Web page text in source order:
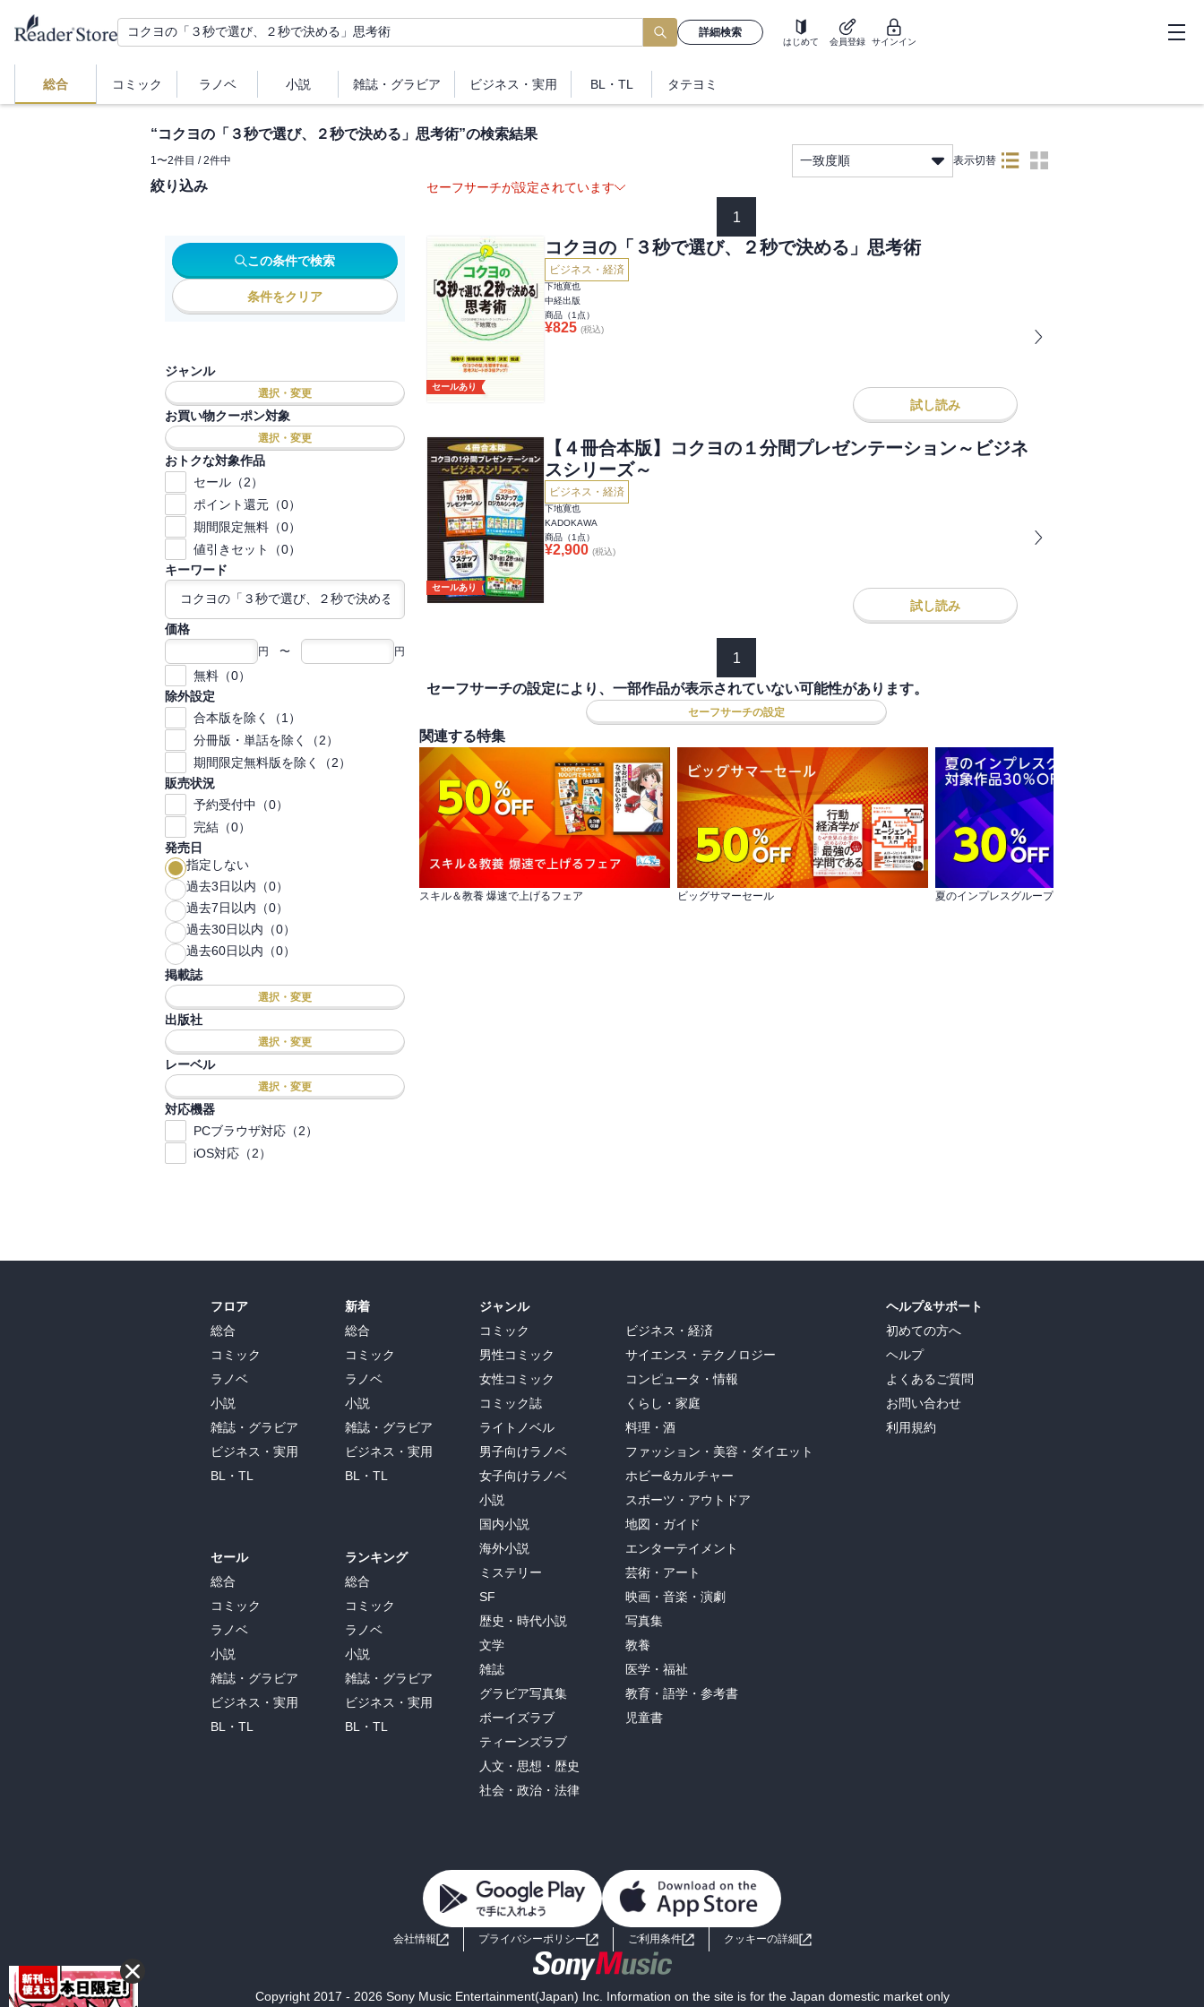
詳細検索
はじめて 会員登録 サインイン
総合 コミック ラノベ 小説 雑誌・ グラビア ビジネス ・実用 BL・TL タテヨミ
“コクヨの「３秒で選び、２秒で決める」思考術”の検索結果
1〜2件目 / 2件中 一致度順 表示切替
絞り込み
この条件で検索
条件をクリア
ジャンル
選択・変更
お買い物クーポン対象
選択・変更
おトクな対象作品
セール（2）
ポイント還元（0）
期間限定無料（0）
値引きセット（0）
キーワード
価格
円 〜 円
無料（0）
除外設定
合本版を除く（1）
分冊版・単話を除く（2）
期間限定無料版を除く（2）
販売状況
予約受付中（0）
完結（0）
発売日
指定しない
過去3日以内（0）
過去7日以内（0）
過去30日以内（0）
過去60日以内（0）
掲載誌
選択・変更
出版社
選択・変更
レーベル
選択・変更
対応機器
PCブラウザ対応（2）
iOS対応（2）
セーフサーチが設定されています
1
セールあり
コクヨの「３秒で選び、２秒で決める」思考術
ビジネス・経済
下地寛也
中経出版
商品（1 点）
¥825 (税込)
試し読み
セールあり
【４冊合本版】コクヨの１分間プレゼンテーション～ビジネ
スシリーズ～
ビジネス・経済
下地寛也
KADOKAWA
商品（1 点）
¥2,900 (税込)
試し読み
1
セーフサーチの設定により、一部作品が表示されていない可能性があります。
セーフサーチの設定
関連する特集
スキル＆教養 爆速で上げるフェア ビッグサマーセール 夏のインプレスグループフェア 対象作品30％OFF
フロア
総合
コミック
ラノベ
小説
雑誌・グラビア
ビジネス・実用
BL・TL
セール
総合
コミック
ラノベ
小説
雑誌・グラビア
ビジネス・実用
BL・TL
新着
総合
コミック
ラノベ
小説
雑誌・グラビア
ビジネス・実用
BL・TL
ランキング
総合
コミック
ラノベ
小説
雑誌・グラビア
ビジネス・実用
BL・TL
ジャンル
コミック
男性コミック
女性コミック
コミック誌
ライトノベル
男子向けラノベ
女子向けラノベ
小説
国内小説
海外小説
ミステリー
SF
歴史・時代小説
文学
雑誌
グラビア写真集
ボーイズラブ
ティーンズラブ
人文・思想・歴史
社会・政治・法律
ビジネス・経済
サイエンス・テクノロジー
コンピュータ・情報
くらし・家庭
料理・酒
ファッション・美容・ダイエット
ホビー&カルチャー
スポーツ・アウトドア
地図・ガイド
エンターテイメント
芸術・アート
映画・音楽・演劇
写真集
教養
医学・福祉
教育・語学・参考書
児童書
ヘルプ&サポート
初めての方へ
ヘルプ
よくあるご質問
お問い合わせ
利用規約
会社情報 プライバシーポリシー ご利用条件 クッキーの詳細
Copyright 2017 - 2026 Sony Music Entertainment(Japan) Inc. Information on the site is for the Japan domestic market only